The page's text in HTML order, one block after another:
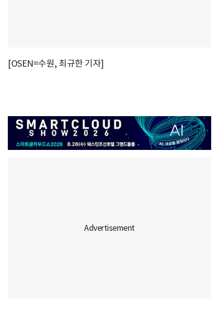
[OSEN=수원, 최규한 기자]